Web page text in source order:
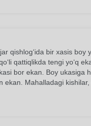
qishlog‘ida bir xasis
qattiqlikda tengi yo‘q
bor ekan. Boy
ekan. Mahalladagi